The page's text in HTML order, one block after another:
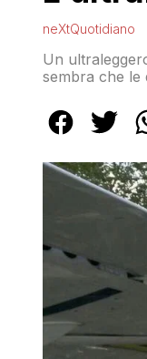
neXtQuotidiano
Un
sembra che le